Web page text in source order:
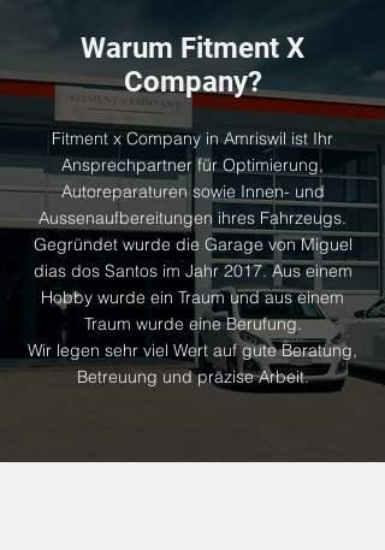
Warum Fitment X
Company?
Fitment x Company in Amriswil ist Ihr
Ansprechpartner für Optimierung,
Autoreparaturen sowie Innen- und
Aussenaufbereitungen ihres Fahrzeugs.
Gegründet wurde die Garage von Miguel
dias dos Santos im Jahr 2017. Aus einem
Hobby wurde ein Traum und aus einem
Traum wurde eine Berufung.
Wir legen sehr viel Wert auf gute Beratung,
Betreuung und präzise Arbeit.